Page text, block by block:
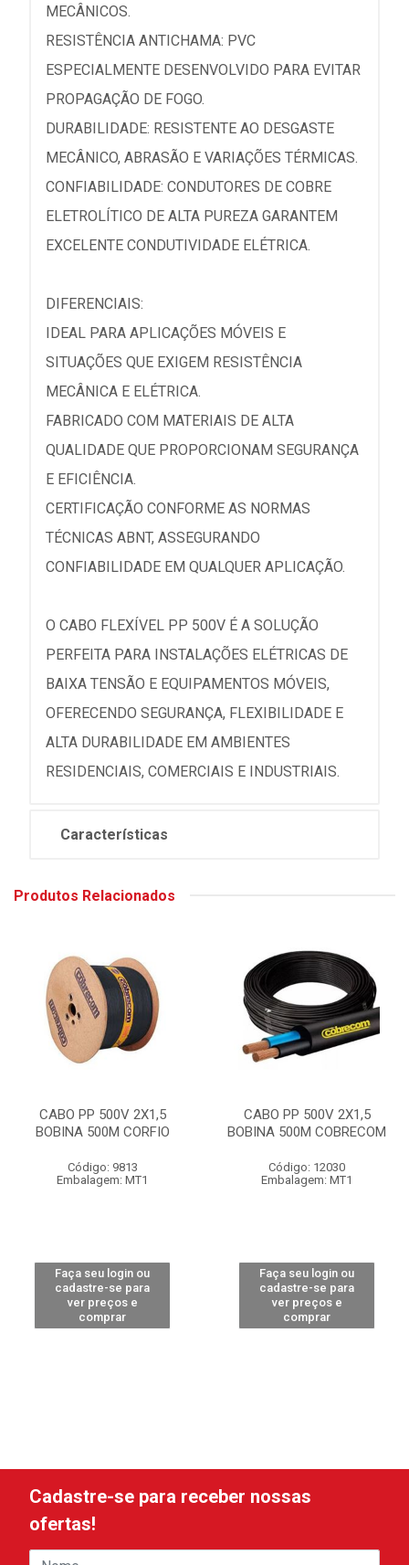
MECÂNICOS.
RESISTÊNCIA ANTICHAMA: PVC
ESPECIALMENTE DESENVOLVIDO PARA EVITAR
PROPAGAÇÃO DE FOGO.
DURABILIDADE: RESISTENTE AO DESGASTE
MECÂNICO, ABRASÃO E VARIAÇÕES TÉRMICAS.
CONFIABILIDADE: CONDUTORES DE COBRE
ELETROLÍTICO DE ALTA PUREZA GARANTEM
EXCELENTE CONDUTIVIDADE ELÉTRICA.
DIFERENCIAIS:
IDEAL PARA APLICAÇÕES MÓVEIS E
SITUAÇÕES QUE EXIGEM RESISTÊNCIA
MECÂNICA E ELÉTRICA.
FABRICADO COM MATERIAIS DE ALTA
QUALIDADE QUE PROPORCIONAM SEGURANÇA
E EFICIÊNCIA.
CERTIFICAÇÃO CONFORME AS NORMAS
TÉCNICAS ABNT, ASSEGURANDO
CONFIABILIDADE EM QUALQUER APLICAÇÃO.
O CABO FLEXÍVEL PP 500V É A SOLUÇÃO
PERFEITA PARA INSTALAÇÕES ELÉTRICAS DE
BAIXA TENSÃO E EQUIPAMENTOS MÓVEIS,
OFERECENDO SEGURANÇA, FLEXIBILIDADE E
ALTA DURABILIDADE EM AMBIENTES
RESIDENCIAIS, COMERCIAIS E INDUSTRIAIS.
Características
Produtos Relacionados
CABO PP 500V 2X1,5
BOBINA 500M CORFIO
Código: 9813
Embalagem: MT1
Faça seu login ou
cadastre-se para
ver preços e
comprar
CABO PP 500V 2X1,5
BOBINA 500M COBRECOM
Código: 12030
Embalagem: MT1
Faça seu login ou
cadastre-se para
ver preços e
comprar
Cadastre-se para receber nossas
ofertas!